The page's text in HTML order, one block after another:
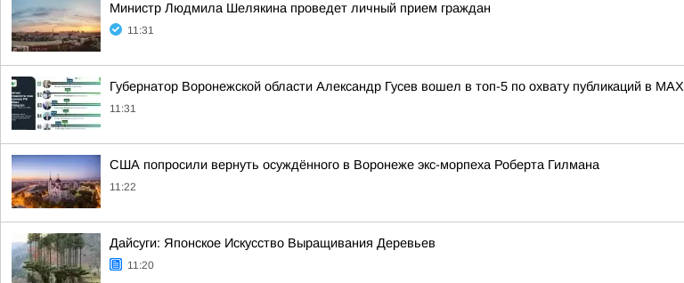
Министр Людмила Шелякина проведет личный прием граждан
11:31
Губернатор Воронежской области Александр Гусев вошел в топ-5 по охвату публикаций в МАХ
11:31
США попросили вернуть осуждённого в Воронеже экс-морпеха Роберта Гилмана
11:22
Дайсуги: Японское Искусство Выращивания Деревьев
11:20